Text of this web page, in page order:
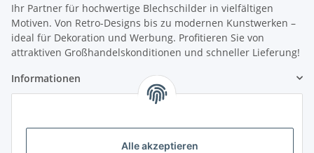
Alle akzeptieren
Ihr Partner für hochwertige Blechschilder in vielfältigen
Motiven. Von Retro-Designs bis zu modernen Kunstwerken –
ideal für Dekoration und Werbung. Profitieren Sie von
attraktiven Großhandelskonditionen und schneller Lieferung!
Informationen